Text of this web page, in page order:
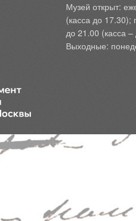
Музей открыт:
(касса до 17.30);
до 21.00 (касса
Выходные: